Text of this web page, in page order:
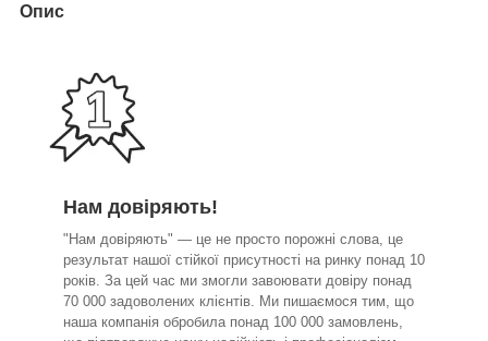
Опис
Нам довіряють!
"Нам довіряють" — це не просто порожні слова, це
результат нашої стійкої присутності на ринку понад 10
років. За цей час ми змогли завоювати довіру понад
70 000 задоволених клієнтів. Ми пишаємося тим, що
наша компанія обробила понад 100 000 замовлень,